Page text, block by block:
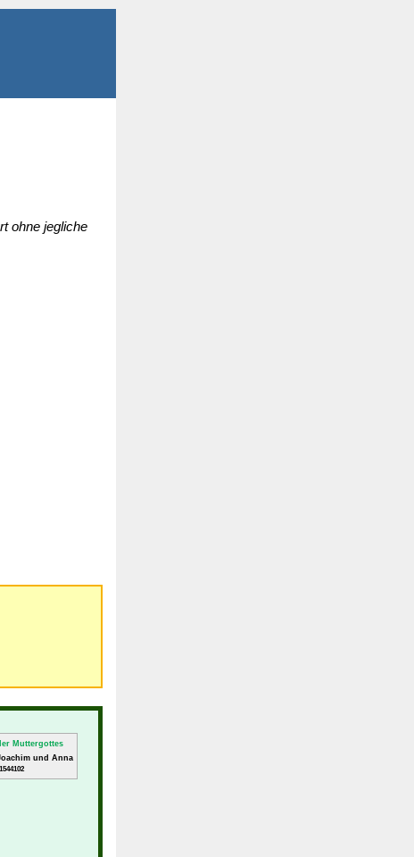
ohne jegliche
und Anna